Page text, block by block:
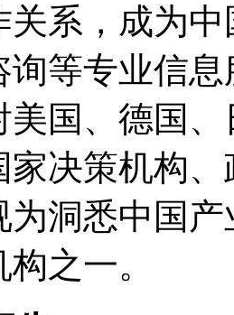
关系，成为
询等专业信
美国、德国
家决策机构
为洞悉中国
之一。